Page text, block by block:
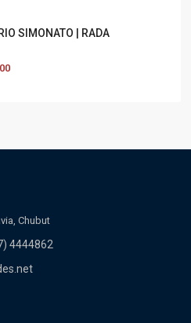
SIMONATO | RADA
Chubut
4444862